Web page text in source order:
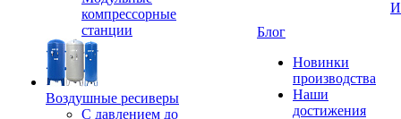
компрессорные
станции
Воздушные ресиверы
С давлением до
Блог
Новинки
производства
Наши
достижения